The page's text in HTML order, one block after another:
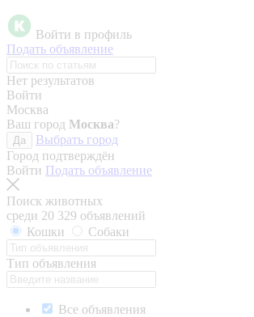
Войти в профиль
Подать объявление
Нет результатов
Войти
Москва
Ваш город Москва?
Да
Выбрать город
Город подтверждён
Войти Подать объявление
Поиск животных
среди 20 329 объявлений
Кошки
Собаки
Тип объявления
Все объявления